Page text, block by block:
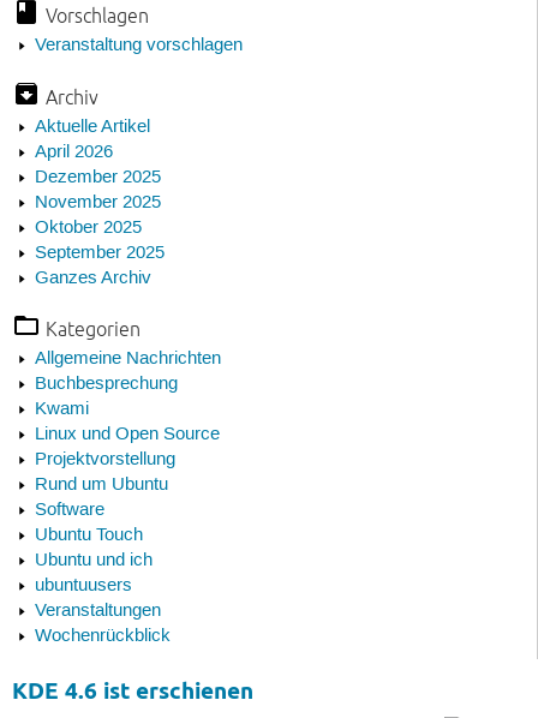
Vorschlagen
Veranstaltung vorschlagen
Archiv
Aktuelle Artikel
April 2026
Dezember 2025
November 2025
Oktober 2025
September 2025
Ganzes Archiv
Kategorien
Allgemeine Nachrichten
Buchbesprechung
Kwami
Linux und Open Source
Projektvorstellung
Rund um Ubuntu
Software
Ubuntu Touch
Ubuntu und ich
ubuntuusers
Veranstaltungen
Wochenrückblick
KDE 4.6 ist erschienen